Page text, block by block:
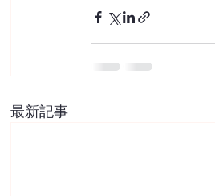
最新記事